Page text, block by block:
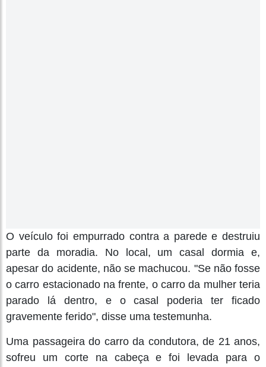
O veículo foi empurrado contra a parede e destruiu
parte da moradia. No local, um casal dormia e,
apesar do acidente, não se machucou. "Se não fosse
o carro estacionado na frente, o carro da mulher teria
parado lá dentro, e o casal poderia ter ficado
gravemente ferido", disse uma testemunha.
Uma passageira do carro da condutora, de 21 anos,
sofreu um corte na cabeça e foi levada para o